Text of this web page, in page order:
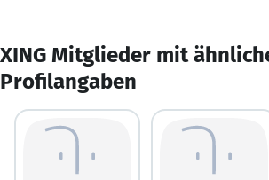
XING Mitglieder mit
Profilangaben